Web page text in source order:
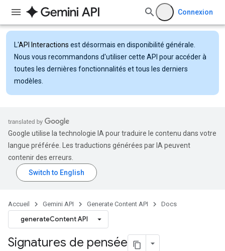
Connexion
L'API Interactions est désormais en disponibilité générale.
Nous vous recommandons d'utiliser cette API pour accéder à
toutes les dernières fonctionnalités et tous les derniers
modèles.
Google utilise la technologie IA pour traduire le contenu dans votre
langue préférée. Les traductions générées par IA peuvent
contenir des erreurs.
Accueil Gemini API Generate Content API Docs
generateContent API
Signatures de pensée